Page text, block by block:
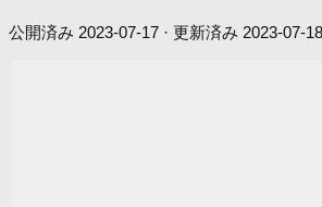
公開済み 2023-07-17 · 更新済み 2023-07-18